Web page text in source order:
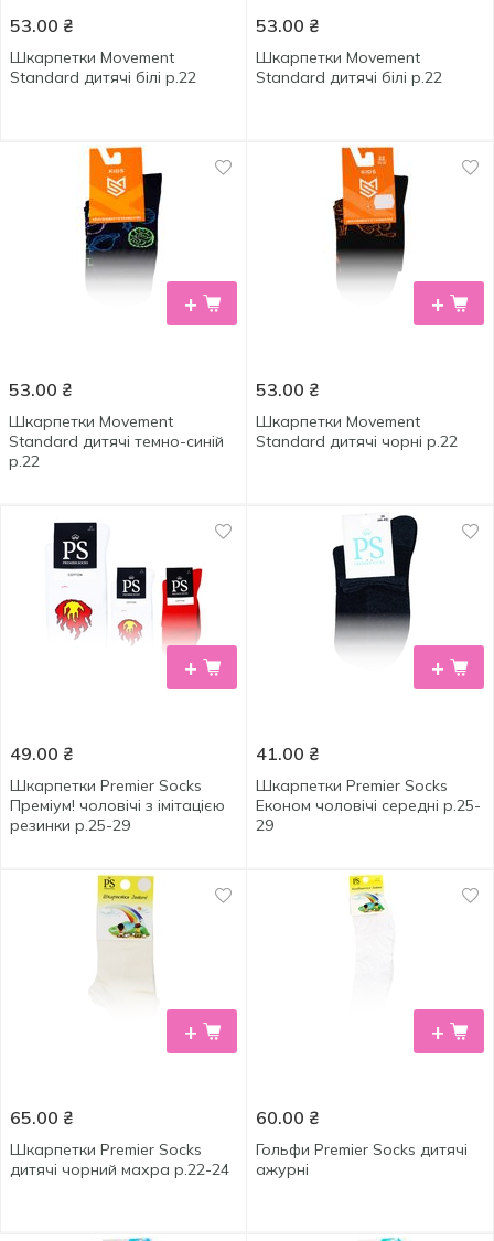
53.00 ₴
Шкарпетки Movement
Standard дитячі білі р.22
53.00 ₴
Шкарпетки Movement
Standard дитячі білі р.22
+
53.00 ₴
Шкарпетки Movement
Standard дитячі темно-синій
р.22
+
53.00 ₴
Шкарпетки Movement
Standard дитячі чорні р.22
+
49.00 ₴
Шкарпетки Premier Socks
Преміум! чоловічі з імітацією
резинки р.25-29
+
41.00 ₴
Шкарпетки Premier Socks
Економ чоловічі середні р.25-
29
+
65.00 ₴
Шкарпетки Premier Socks
дитячі чорний махра р.22-24
+
60.00 ₴
Гольфи Premier Socks дитячі
ажурні